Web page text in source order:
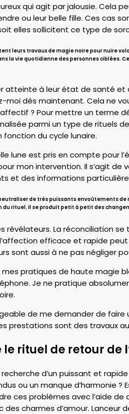
qui agit par jalousie. Cela
ou leur belle fille. Ces cas
elles sollicitent ce type de
leurs travaux de magie noire pour nuire
la vie quotidienne des personnes ciblées.
atteinte à leur état de santé et
moi dès maintenant. Cela ne
? Pour mettre un terme
parmi un type de rituels
du cycle lunaire.
lune est pris en compte pour
mon intervention. Il s’agit de
et des informations
de très puissants envoûtements
rituel. Il se produit petit à petit des
révélateurs. La réconciliation
efficace et rapide
sont aussi à ne pas négliger
mes pratiques de haute magie
Je ne pratique
de me demander de
prestations sont des travaux
rituel de retour de
d’un puissant et
ou un manque d’harmonie
ces problèmes avec l’aide
des charmes d’amour. Lanceur